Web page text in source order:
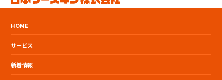
HOME
サービス
新着情報